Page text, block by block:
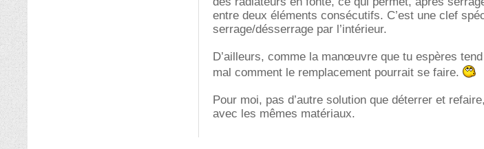
entre deux éléments consécutifs. C’est une clef
serrage/désserrage par l’intérieur.
D’ailleurs, comme la manœuvre que tu espères
mal comment le remplacement pourrait se faire.
Pour moi, pas d’autre solution que déterrer et
avec les mêmes matériaux.